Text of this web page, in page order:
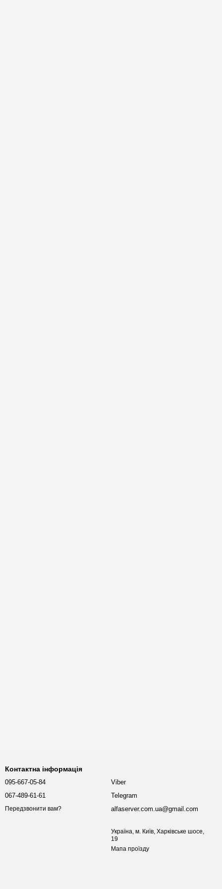
Контактна інформація
095-667-05-84
067-489-61-61
Передзвонити вам?
Viber
Telegram
alfaserver.com.ua@gmail.com
Україна, м. Київ, Харківське шосе,
19
Мапа проїзду